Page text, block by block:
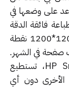
وضعها في
الدقة
ونصوص غاية في الوضوح بدقة تصل إلى 1200*1200 نقطة
حتى 10 آلاف صفحة في الشهر.
علاوة على ذلك، بواسطة تطبيق HP Smart، تستطيع
دون أي